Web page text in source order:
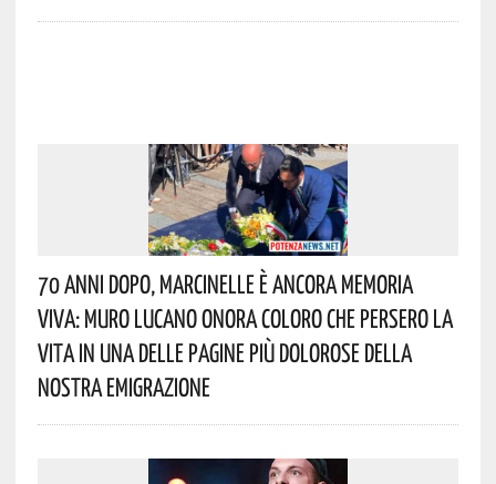
70 Anni Dopo, Marcinelle È Ancora Memoria
Viva: Muro Lucano Onora Coloro Che Persero La
Vita In Una Delle Pagine Più Dolorose Della
Nostra Emigrazione